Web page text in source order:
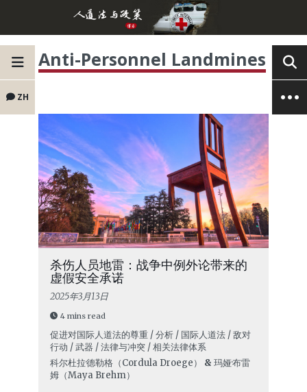
ZH
Anti-Personnel Landmines
杀伤人员地雷：战争中例外论带来的
虚假安全承诺
2025年3月13日
4 mins read
促进对国际人道法的尊重 / 分析 / 国际人道法 / 敌对
行动 / 武器 / 法律与冲突 / 相关法律体系
科尔杜拉·德勒格（Cordula Droege）
& 玛娅·布雷
姆（Maya Brehm）